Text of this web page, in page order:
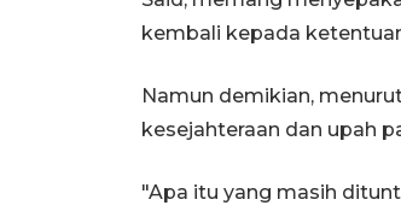
kembali kepada
Namun demikian,
kesejahteraan dan upah
"Apa itu yang masih